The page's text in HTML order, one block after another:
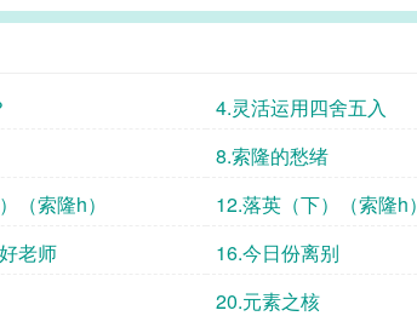
4.灵活运用四舍五入
8.索隆的愁绪
（索隆h）
12.落英（下）（索隆h）
老师
16.今日份离别
20.元素之核